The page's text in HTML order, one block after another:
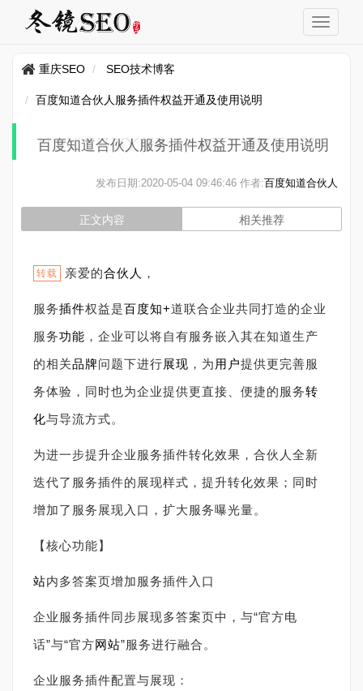
重庆SEO SEO技术博客
百度知道合伙人服务插件权益开通及使用说明
百度知道合伙人服务插件权益开通及使用说明
发布日期:2020-05-04 09:46:46 作者:百度知道合伙人
正文内容 相关推荐
转载 亲爱的合伙人 ，
服务插件权益是百度知+道联合企业共同打造的企业
服务功能 ，企业可以将自有服务嵌入其在知道生产
的相关品牌问题下进行展现 ，为 用户提供更完善服
务体验，同时也为企业提供更直接、便捷的服务转
化与导流方式。
为进一步提升企业服务插件转化效果，合伙人全新
迭代了服务插件的展现样式，提升转化效果；同时
增加了服务展现入口，扩大服务曝光量。
【核心功能】
站内多答案页增加服务插件入口
企业服务插件同步展现多答案页中，与“官方电
话”与“官方网站”服务进行融合。
企业服务插件配置与展现：